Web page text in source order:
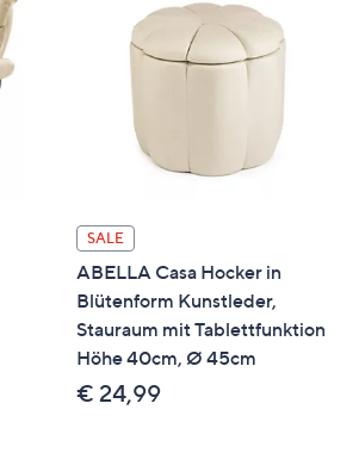
SALE
ABELLA Casa Hocker in
Blütenform Kunstleder,
Stauraum mit Tablettfunktion
Höhe 40cm, Ø 45cm
€ 24,99